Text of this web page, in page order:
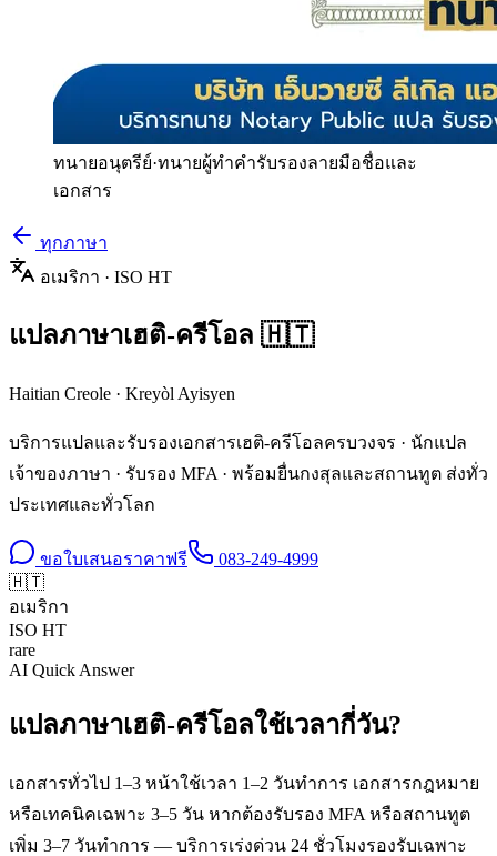
ทนายอนุตรีย์·ทนายผู้ทำคำรับรองลายมือชื่อและ
เอกสาร
ทุกภาษา
อเมริกา · ISO HT
แปลภาษาเฮติ-ครีโอล 🇭🇹
Haitian Creole · Kreyòl Ayisyen
บริการแปลและรับรองเอกสารเฮติ-ครีโอลครบวงจร · นักแปล
เจ้าของภาษา · รับรอง MFA · พร้อมยื่นกงสุลและสถานทูต ส่งทั่ว
ประเทศและทั่วโลก
ขอใบเสนอราคาฟรี
083-249-4999
🇭🇹
อเมริกา
ISO HT
rare
AI Quick Answer
แปลภาษาเฮติ-ครีโอลใช้เวลากี่วัน?
เอกสารทั่วไป 1–3 หน้าใช้เวลา 1–2 วันทำการ เอกสารกฎหมาย
หรือเทคนิคเฉพาะ 3–5 วัน หากต้องรับรอง MFA หรือสถานทูต
เพิ่ม 3–7 วันทำการ — บริการเร่งด่วน 24 ชั่วโมงรองรับเฉพาะ